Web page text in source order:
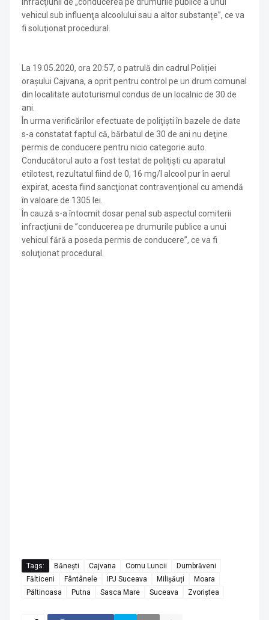
vehicul sub influenţa alcoolului sau a altor substanțe”, ce va
fi soluţionat procedural.
La 19.05.2020, ora 20:57, o patrulă din cadrul Poliției
oraşului Cajvana, a oprit pentru control pe un drum comunal
din localitate autoturismul condus de un localnic de 30 de
ani.
În urma verificărilor efectuate de poliţişti în bazele de date
s-a constatat faptul că, bărbatul de 30 de ani nu deţine
permis de conducere pentru nicio categorie auto.
Conducătorul auto a fost testat de poliţişti cu aparatul
etilotest, rezultatul fiind de 0, 16 mg/l alcool pur în aerul
expirat, acesta fiind sancţionat contravenţional cu amendă
în valoare de 1305 lei.
În cauză s-a întocmit dosar penal sub aspectul comiterii
infracţiunii de ”conducerea pe drumurile publice a unui
vehicul fără a poseda permis de conducere”, ce va fi
soluţionat procedural.
Tags: Bănești Cajvana Cornu Luncii
Dumbrăveni
Fălticeni
Fântânele IPJ Suceava Milișăuți
Moara
Păltinoasa
Putna Sasca Mare Suceava Zvoriștea